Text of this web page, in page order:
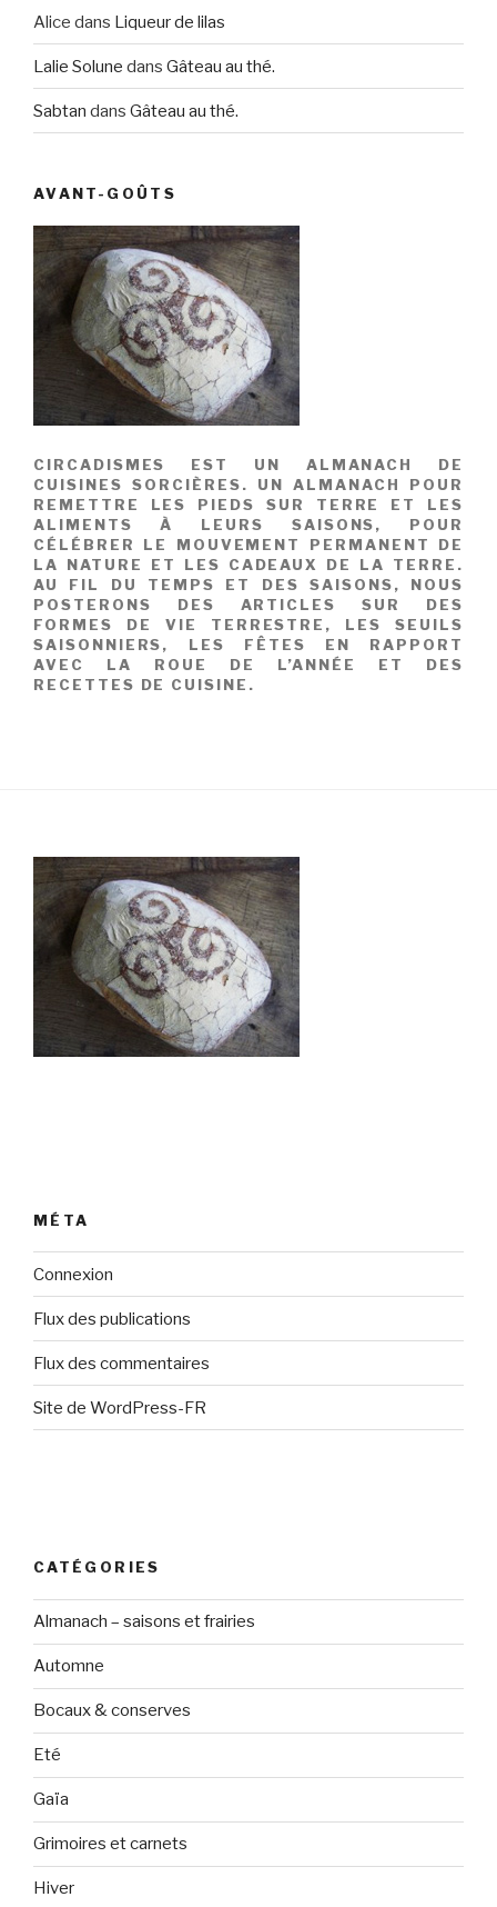
Alice dans Liqueur de lilas
Lalie Solune dans Gâteau au thé.
Sabtan dans Gâteau au thé.
AVANT-GOÛTS
CIRCADISMES EST UN ALMANACH DE
CUISINES SORCIÈRES. UN ALMANACH POUR
REMETTRE LES PIEDS SUR TERRE ET LES
ALIMENTS À LEURS SAISONS, POUR
CÉLÉBRER LE MOUVEMENT PERMANENT DE
LA NATURE ET LES CADEAUX DE LA TERRE.
AU FIL DU TEMPS ET DES SAISONS, NOUS
POSTERONS DES ARTICLES SUR DES
FORMES DE VIE TERRESTRE, LES SEUILS
SAISONNIERS, LES FÊTES EN RAPPORT
AVEC LA ROUE DE L’ANNÉE ET DES
RECETTES DE CUISINE.
MÉTA
Connexion
Flux des publications
Flux des commentaires
Site de WordPress-FR
CATÉGORIES
Almanach – saisons et frairies
Automne
Bocaux & conserves
Eté
Gaïa
Grimoires et carnets
Hiver